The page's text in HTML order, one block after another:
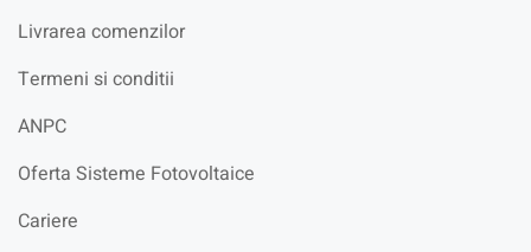
Livrarea comenzilor
Termeni si conditii
ANPC
Oferta Sisteme Fotovoltaice
Cariere